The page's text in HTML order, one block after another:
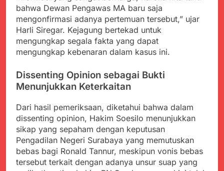
Bertemu di Jalan
Disorot, Dugaan
Kedekatan Kepala KUA
Pabuaran dengan Istri
Warga Mengemuka
Agustus 3, 2026
Sekdis Pendidikan Buka
Rakor Dewan
Pendidikan Bersama
Mitra Pendidikan di
Agustus 3, 2026
Gercap Camat Arjasa
Lapangan Temui Warga
Desa Paseraman yang
Sebatang Kara
Agustus 3, 2026
Poktan Kadupugur
Oplah Non Rawa dan
PJIT 2026, Dukung
Ketersediaan Air Irigasi
bagi Petani
Agustus 2, 2026
bahwa Dewan Pengawas MA baru saja
mengonfirmasi adanya pertemuan tersebut,” ujar
Harli Siregar. Kejagung bertekad untuk
mengungkap segala fakta yang dapat
mengungkap kebenaran dalam kasus ini.
Dissenting Opinion sebagai Bukti
Menunjukkan Keterkaitan
Dari hasil pemeriksaan, diketahui bahwa dalam
dissenting opinion, Hakim Soesilo menunjukkan
sikap yang sepaham dengan keputusan
Pengadilan Negeri Surabaya yang memutuskan
bebas bagi Ronald Tannur, meskipun vonis bebas
tersebut terkait dengan adanya unsur suap yang